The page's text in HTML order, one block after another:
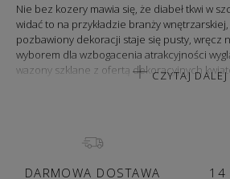
Nie bez kozery mawia się, że diabeł tkwi w
widać to na przykładzie branży
pozbawiony dekoracji staje się pusty, wręcz
wyborem dla wzbogacenia atrakcyjności
wazony szklane z ofertą dekoracyjnych
odmienią końcowy charakter domowej
codziennego użytku, w którym miejsce
CZYTAJ DALEJ
DARMOWA DOSTAWA
14